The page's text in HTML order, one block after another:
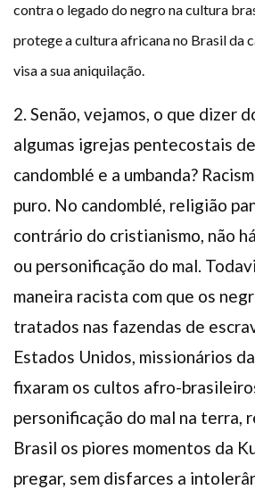
contra o legado do negro na cultura
protege a cultura africana no Brasil da
visa a sua aniquilação.
2. Senão, vejamos, o que dizer
algumas igrejas pentecostais
candomblé e a umbanda?
puro. No candomblé, religião
contrário do cristianismo, não
ou personificação do mal.
maneira racista com que os
tratados nas fazendas de
Estados Unidos, missionários
fixaram os cultos afro-
personificação do mal na terra,
Brasil os piores momentos da
pregar, sem disfarces a